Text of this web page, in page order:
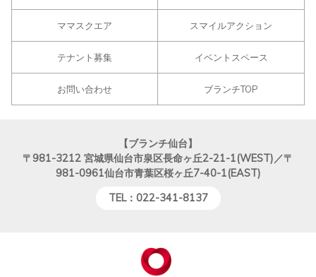
ママスクエア スマイルアクション
テナント募集 イベントスペース
お問い合わせ ブランチTOP
【ブランチ仙台】
〒981-3212 宮城県仙台市泉区長命ヶ丘2-21-1(WEST)／〒
981-0961仙台市青葉区桜ヶ丘7-40-1(EAST)
TEL：022-341-8137